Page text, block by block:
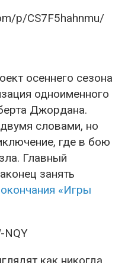
p/CS7F5hahnmu/
осеннего сезона
одноименного
Джордана.
словами, но
где в бою
Главный
занять
«Игры
NQY
как никогда